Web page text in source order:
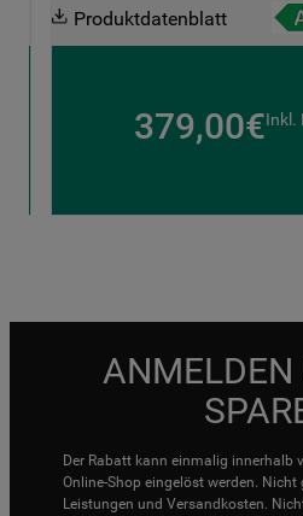
Produktdatenblatt
379,00€Inkl.
ANMELDEN
Der Rabatt kann einmalig innerhalb
Online-Shop eingelöst werden.
Leistungen und Versandkosten.